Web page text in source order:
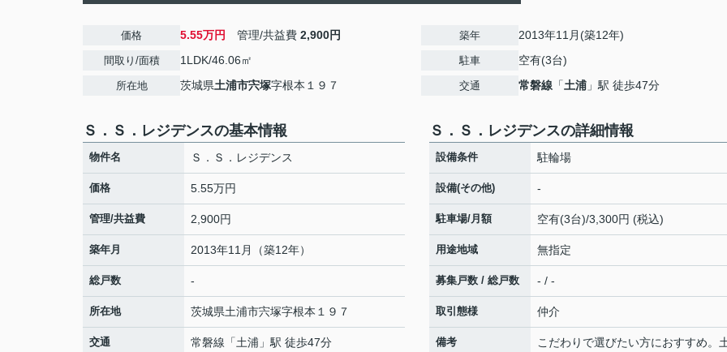
価格 5.55万円 管理/共益費 2,900円
間取り/面積 1LDK/46.06㎡
所在地 茨城県土浦市宍塚字根本１９７
築年 2013年11月(築12年)
駐車 空有(3台)
交通 常磐線 「土浦 」駅 徒歩47分
Ｓ．Ｓ．レジデンスの基本情報
物件名 Ｓ．Ｓ．レジデンス
価格 5.55万円
管理/共益費 2,900円
築年月 2013年11月（築12年）
総戸数 -
所在地 茨城県土浦市宍塚字根本１９７
交通 常磐線 「土浦 」駅 徒歩47分
Ｓ．Ｓ．レジデンスの詳細情報
設備条件 駐輪場
設備(その他) -
駐車場/月額 空有(3台)/3,300円 (税込)
用途地域 無指定
募集戸数 / 総戸数 - / -
取引態様 仲介
備考
こだわりで選びたい方におすすめ。